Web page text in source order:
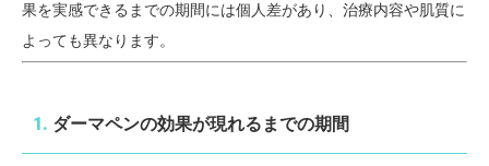
果を実感できるまでの期間には個人差があり、治療内容や肌質に
よっても異なります。
1. ダーマペンの効果が現れるまでの期間